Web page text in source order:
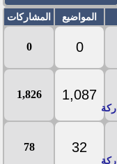
المواضيع المشاركات
0
0
1,087
1,826
32
78